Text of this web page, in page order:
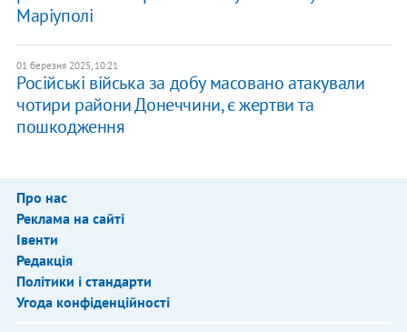
Маріуполі
01 березня 2025, 10:21
Російські війська за добу масовано атакували
чотири райони Донеччини, є жертви та
пошкодження
Про нас
Реклама на сайті
Івенти
Редакція
Політики і стандарти
Угода конфіденційності